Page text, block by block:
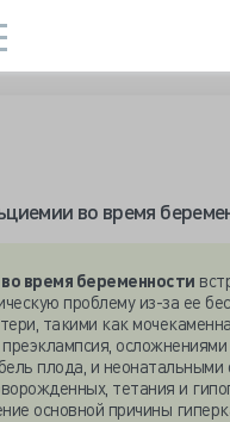
во время
время беременности
проблему из-за ее
такими как
плода, и
тетания и
основной причины